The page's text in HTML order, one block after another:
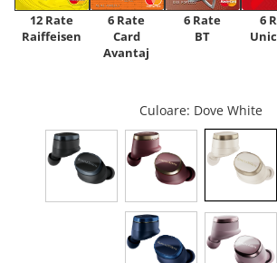
12 Rate
Raiffeisen
6 Rate
Card
Avantaj
6 Rate
BT
6
Culoare: Dove White